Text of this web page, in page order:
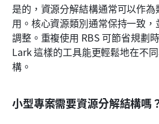
是的，資源分解結構通常可以作
用。核心資源類別通常保持一致
調整。重複使用 RBS 可節省規劃
Lark 這樣的工具能更輕鬆地在不
構。
小型專案需要資源分解結構嗎